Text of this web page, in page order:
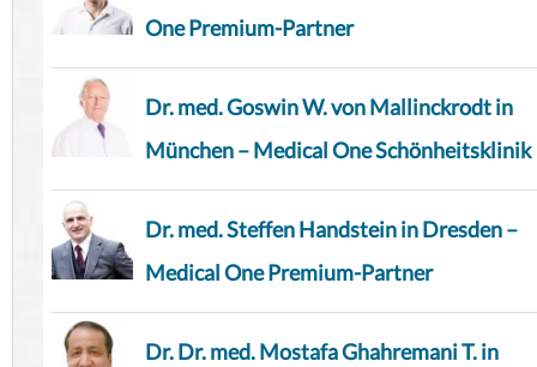
One Premium-Partner
Dr. med. Goswin W. von Mallinckrodt in
München – Medical One Schönheitsklinik
Dr. med. Steffen Handstein in Dresden –
Medical One Premium-Partner
Dr. Dr. med. Mostafa Ghahremani T. in